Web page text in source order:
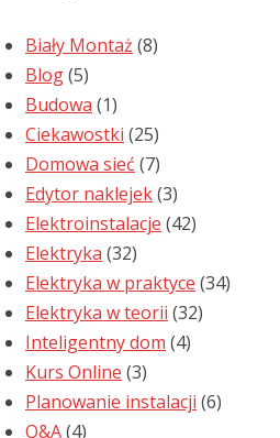
Biały Montaż (8)
Blog(5)
Budowa (1)
Ciekawostki (25)
Domowa sieć (7)
Edytor naklejek(3)
Elektroinstalacje (42)
Elektryka (32)
Elektryka w praktyce (34)
Elektryka w teorii (32)
Inteligentny dom (4)
Kurs Online (3)
Planowanie instalacji (6)
Q&A(4)